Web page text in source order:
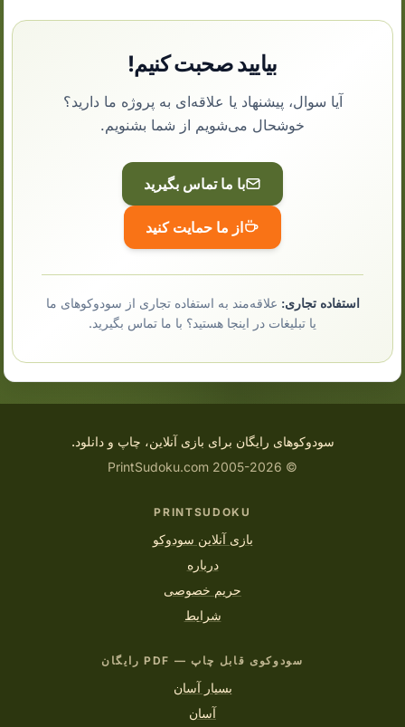
بیایید صحبت کنیم!
آیا سوال، پیشنهاد یا علاقه‌ای به پروژه ما دارید؟
خوشحال می‌شویم از شما بشنویم.
با ما تماس بگیرید
از ما حمایت کنید
استفاده تجاری: علاقه‌مند به استفاده تجاری از سودوکوهای ما
یا تبلیغات در اینجا هستید؟ با ما تماس بگیرید.
سودوکوهای رایگان برای بازی آنلاین، چاپ و دانلود.
© 2005-2026 PrintSudoku.com
PRINTSUDOKU
بازی آنلاین سودوکو
درباره
حریم خصوصی
شرایط
سودوکوی قابل چاپ — PDF رایگان
بسیار آسان
آسان